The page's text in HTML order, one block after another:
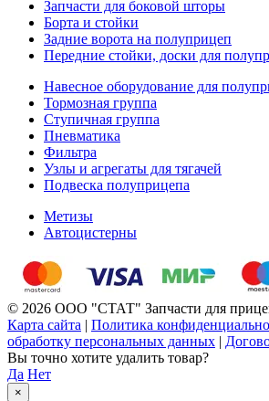
Запчасти для боковой шторы
Борта и стойки
Задние ворота на полуприцеп
Передние стойки, доски для
Навесное оборудование для
Тормозная группа
Ступичная группа
Пневматика
Фильтра
Узлы и агрегаты для тягачей
Подвеска полуприцепа
Метизы
Автоцистерны
© 2026 ООО "СТАТ" Запчасти для
Карта сайта | Политика
обработку персональных данных |
Вы точно хотите удалить товар?
Да Нет
×